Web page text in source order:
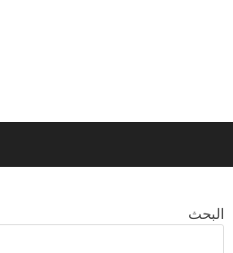
البحث